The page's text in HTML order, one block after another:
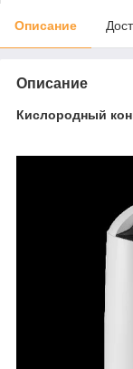
Описание
Описание
Кислородный